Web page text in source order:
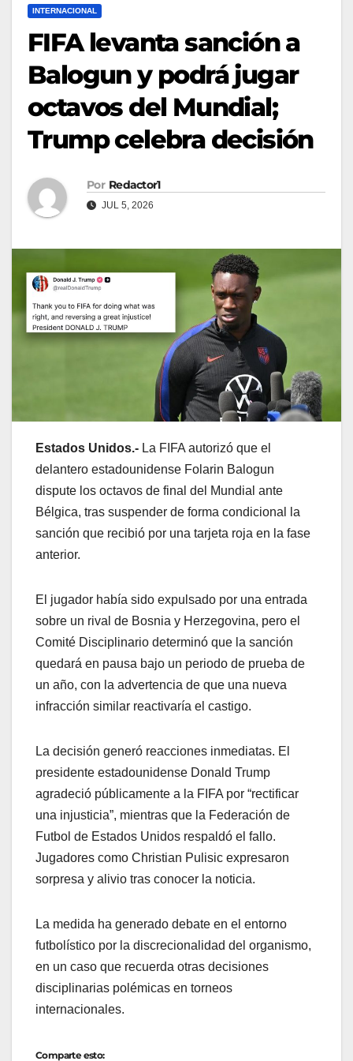
INTERNACIONAL
FIFA levanta sanción a
Balogun y podrá jugar
octavos del Mundial;
Trump celebra decisión
Por Redactor1
JUL 5, 2026
Estados Unidos.- La FIFA autorizó que el
delantero estadounidense Folarin Balogun
dispute los octavos de final del Mundial ante
Bélgica, tras suspender de forma condicional la
sanción que recibió por una tarjeta roja en la fase
anterior.
El jugador había sido expulsado por una entrada
sobre un rival de Bosnia y Herzegovina, pero el
Comité Disciplinario determinó que la sanción
quedará en pausa bajo un periodo de prueba de
un año, con la advertencia de que una nueva
infracción similar reactivaría el castigo.
La decisión generó reacciones inmediatas. El
presidente estadounidense Donald Trump
agradeció públicamente a la FIFA por “rectificar
una injusticia”, mientras que la Federación de
Futbol de Estados Unidos respaldó el fallo.
Jugadores como Christian Pulisic expresaron
sorpresa y alivio tras conocer la noticia.
La medida ha generado debate en el entorno
futbolístico por la discrecionalidad del organismo,
en un caso que recuerda otras decisiones
disciplinarias polémicas en torneos
internacionales.
Comparte esto: